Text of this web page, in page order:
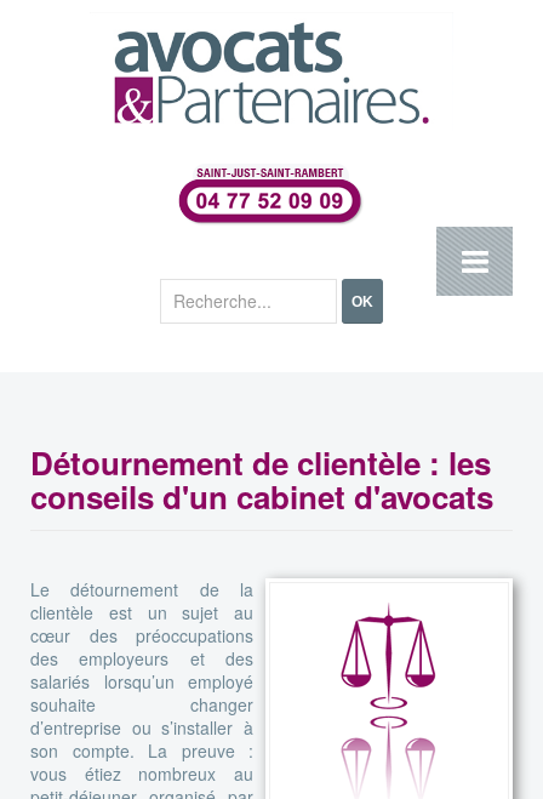
OK
Détournement de clientèle : les
conseils d'un cabinet d'avocats
Le détournement de la
clientèle est un sujet au
cœur des préoccupations
des employeurs et des
salariés lorsqu’un employé
souhaite changer
d’entreprise ou s’installer à
son compte. La preuve :
vous étiez nombreux au